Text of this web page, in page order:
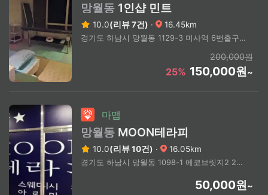
망월동 1인샵 민트
10.0(리뷰 7건) · 16.45km
경기도 하남시 망월동 1129-3 미사역 6번출구 도보 3분
200,000원
25% 150,000원~
마맵
망월동 MOON테라피
10.0(리뷰 10건) · 16.05km
경기도 하남시 망월동 1098-1 에코브릿지2 2층 203호
50,000원~